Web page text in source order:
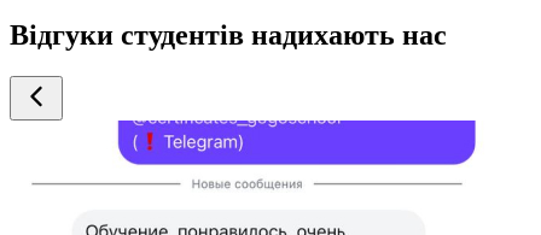
Відгуки студентів надихають нас